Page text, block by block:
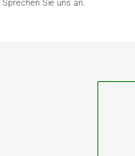
Sie uns an.